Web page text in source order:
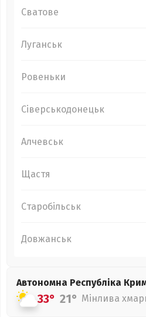
Сватове
Луганськ
Ровеньки
Сіверськодонецьк
Алчевськ
Щастя
Старобільськ
Довжанськ
Автономна Республіка
33° 21° Мінлива